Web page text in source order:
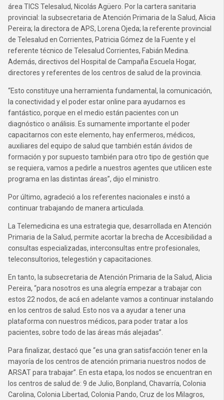
área TICS Telesalud, Nicolás Agüero. Por la cartera sanitaria
provincial: la subsecretaria de Atención Primaria de la Salud, Alicia
Pereira; la directora de APS, Lorena Ojeda; la referente provincial
de Telesalud en Corrientes, Patricia Gómez de la Fuente y el
referente técnico de Telesalud Corrientes, Fabián Medina.
Además, directivos del Hospital de Campaña Escuela Hogar,
directores y referentes de los centros de salud de la provincia.
“Esto constituye una herramienta fundamental, la comunicación,
la conectividad y el poder estar online para ayudarnos es
fantástico, porque en el medio están pacientes con un
diagnóstico o análisis. Es sumamente importante el poder
capacitarnos con este elemento, hay enfermeros, médicos,
auxiliares del equipo de salud que también están ávidos de
formación y por supuesto también para otro tipo de gestión que
se requiera, vamos a pedirle a nuestros agentes que utilicen este
programa en las distintas áreas”, dijo el ministro.
Por último, agradeció a los referentes nacionales e instó a
continuar trabajando de manera articulada.
La Telemedicina es una estrategia que, desarrollada en Atención
Primaria de la Salud, permite acortar la brecha de Accesibilidad a
consultas especializadas, interconsultas entre profesionales,
teleconsultorios, telegestión y capacitaciones.
En tanto, la subsecretaria de Atención Primaria de la Salud, Alicia
Pereira, “para nosotros es una alegría empezar a trabajar con
estos 22 nodos, de acá en adelante vamos a continuar instalando
en los centros de salud. Esto nos va a ayudar a tener una
plataforma con nuestros médicos, para poder tratar a los
pacientes, sobre todo de las áreas más alejadas”.
Para finalizar, destacó que “es una gran satisfacción tener en la
mayoría de los centros de atención primaria nuestros nodos de
ARSAT para trabajar”. En esta etapa, los nodos se encuentran en
los centros de salud de: 9 de Julio, Bonpland, Chavarría, Colonia
Carolina, Colonia Libertad, Colonia Pando, Cruz de los Milagros,